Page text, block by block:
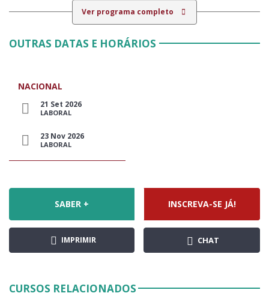
Ver programa completo
OUTRAS DATAS E HORÁRIOS
NACIONAL
21 Set 2026
LABORAL
23 Nov 2026
LABORAL
SABER + INSCREVA-SE JÁ!
IMPRIMIR CHAT
CURSOS RELACIONADOS